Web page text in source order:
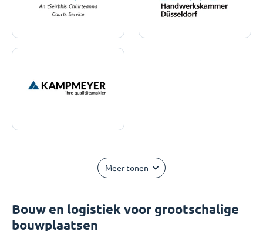
Meer tonen
Bouw en logistiek voor grootschalige
bouwplaatsen